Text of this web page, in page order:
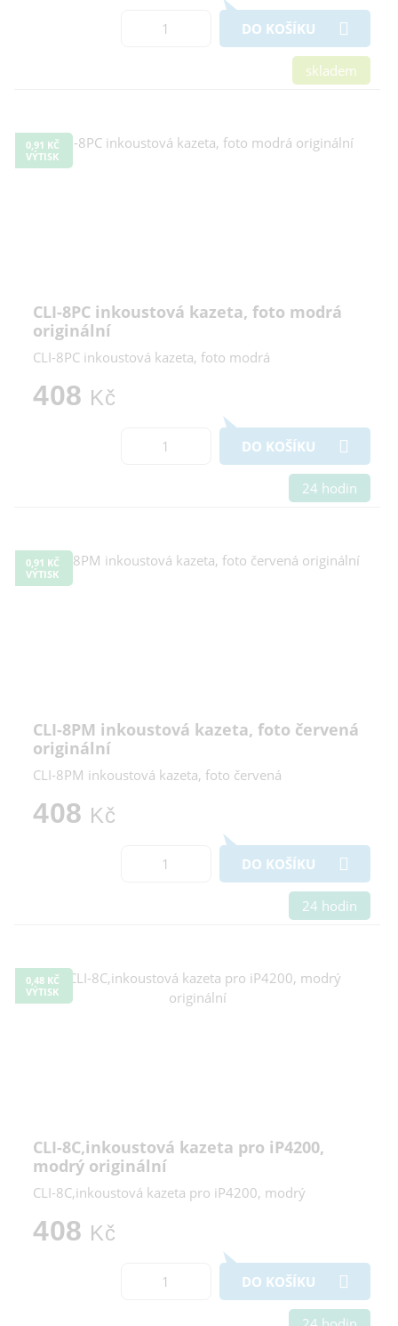
DO KOŠÍKU
skladem
0,91 KČ
VÝTISK
CLI-8PC inkoustová kazeta, foto modrá
originální
CLI-8PC inkoustová kazeta, foto modrá
408 Kč
DO KOŠÍKU
24 hodin
0,91 KČ
VÝTISK
CLI-8PM inkoustová kazeta, foto červená
originální
CLI-8PM inkoustová kazeta, foto červená
408 Kč
DO KOŠÍKU
24 hodin
0,48 KČ
VÝTISK
CLI-8C,inkoustová kazeta pro iP4200,
modrý originální
CLI-8C,inkoustová kazeta pro iP4200, modrý
408 Kč
DO KOŠÍKU